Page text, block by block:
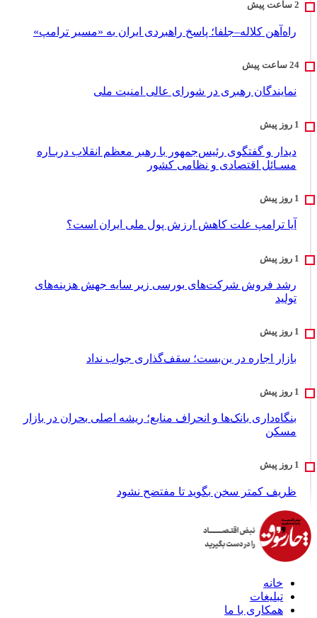
راه‌آهن کلاله–جلفا؛ پاسخ راهبردی ایران به «مسیر ترامپ»
نمایندگان رهبری در شورای عالی امنیت ملی
دیدار و گفتگوی رئیس‌جمهور با رهبر معظم انقلاب دربـاره
مسـائل اقتصادی و نظامی کشور
آیا ترامپ علت کاهش ارزش پول ملی ایران است؟
رشد فروش شرکت‌های بورسی زیر سایه جهش هزینه‌های
تولید
بازار اجاره در بن‌بست؛ سقف‌گذاری جواب نداد
بنگاه‌داری بانک‌ها و انحراف منابع؛ ریشه اصلی بحران در بازار
مسکن
ظریف کمتر سخن بگوید تا مفتضح نشود
خانه
تبلیغات
همکاری با ما